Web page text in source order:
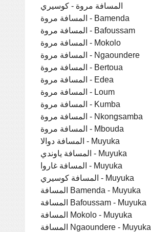
المسافة مروة - كوسيري
المسافة مروة - Bamenda
المسافة مروة - Bafoussam
المسافة مروة - Mokolo
المسافة مروة - Ngaoundere
المسافة مروة - Bertoua
المسافة مروة - Edea
المسافة مروة - Loum
المسافة مروة - Kumba
المسافة مروة - Nkongsamba
المسافة مروة - Mbouda
المسافة دوالا - Muyuka
المسافة ياوندي - Muyuka
المسافة غاروا - Muyuka
المسافة كوسيري - Muyuka
المسافة Bamenda - Muyuka
المسافة Bafoussam - Muyuka
المسافة Mokolo - Muyuka
المسافة Ngaoundere - Muyuka